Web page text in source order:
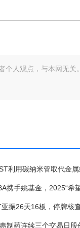
人观点，与本网无
利用碳纳米管取代金
携手姚基金，2025“希
亚振26天16板，停牌核
制药连续三个交易日